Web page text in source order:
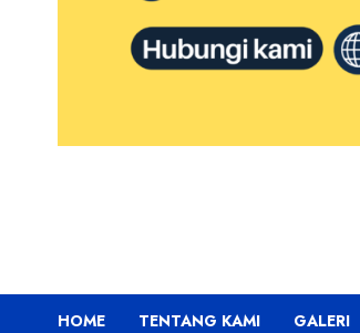
HOME TENTANG KAMI GALERI